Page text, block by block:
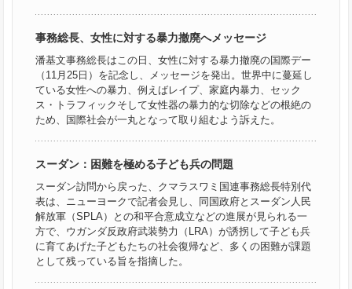
事務総長、女性に対する暴力撤廃へメッセージ
潘基文事務総長はこの日、女性に対する暴力撤廃の国際デー
（11月25日）を記念し、メッセージを発出。世界中に蔓延し
ている女性への暴力、例えばレイプ、家庭内暴力、セック
ス・トラフィックそして女性器の暴力的な切除などの根絶の
ため、国際社会が一丸となって取り組むよう訴えた。
スーダン：困難を極める子ども兵の問題
スーダン訪問から戻った、クマラスワミ国連事務総長特別代
表は、ニューヨークで記者会見し、同国政府とスーダン人民
解放軍（SPLA）との和平合意成立などの進展が見られる一
方で、ウガンダ反政府武装勢力（LRA）が誘拐して子ども兵
に育てあげた子どもたちの社会復帰など、多くの困難が課題
として残っている旨を指摘した。